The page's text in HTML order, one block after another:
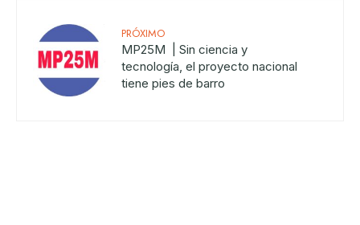
PRÓXIMO
MP25M | Sin ciencia y
tecnología, el proyecto nacional
tiene pies de barro